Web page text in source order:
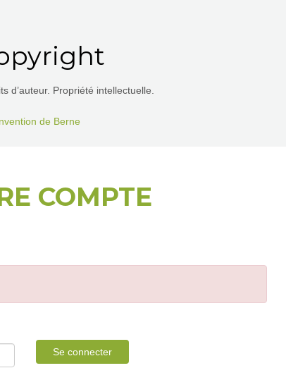
d’auteur. Propriété intellectuelle.
de Berne
COMPTE
Se connecter